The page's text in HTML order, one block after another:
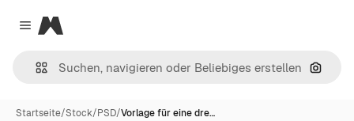
Close menu
Magnific
Nach
Startseite/Stock/PSD/Vorlage für eine dre…